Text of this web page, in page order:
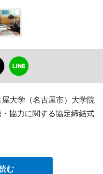
大学（名古屋市）大学院
協力に関する協定締結式
む